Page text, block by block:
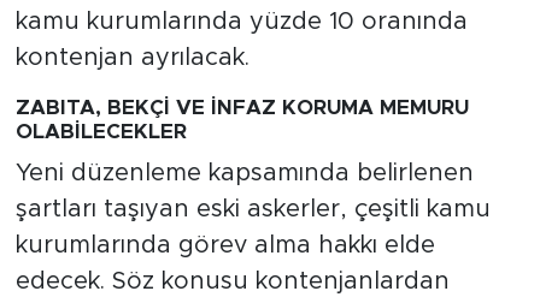
kamu kurumlarında yüzde 10 oranında
kontenjan ayrılacak.
ZABITA, BEKÇİ VE İNFAZ KORUMA MEMURU
OLABİLECEKLER
Yeni düzenleme kapsamında belirlenen
şartları taşıyan eski askerler, çeşitli kamu
kurumlarında görev alma hakkı elde
edecek. Söz konusu kontenjanlardan